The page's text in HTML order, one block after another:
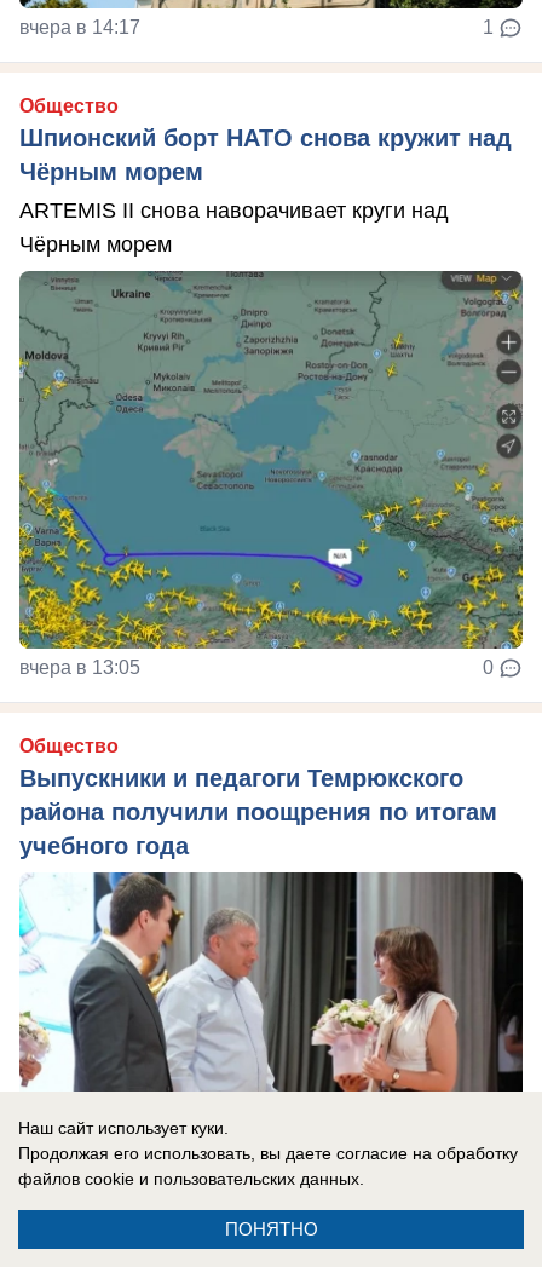
вчера в 14:17 1
Общество
Шпионский борт НАТО снова кружит над
Чёрным морем
ARTEMIS II снова наворачивает круги над
Чёрным морем
вчера в 13:05 0
Общество
Выпускники и педагоги Темрюкского
района получили поощрения по итогам
учебного года
Наш сайт использует куки.
Продолжая его использовать, вы даете согласие на обработку
файлов cookie и пользовательских данных.
ПОНЯТНО